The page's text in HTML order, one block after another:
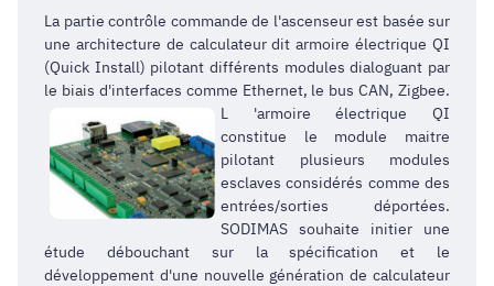
La partie contrôle commande de l'ascenseur est basée sur
une architecture de calculateur dit armoire électrique QI
(Quick Install) pilotant différents modules dialoguant par
le biais d'interfaces comme Ethernet, le bus CAN, Zigbee.
L 'armoire électrique QI
constitue le module maitre
pilotant plusieurs modules
esclaves considérés comme des
entrées/sorties déportées.
SODIMAS souhaite initier une
étude débouchant sur la spécification et le
développement d'une nouvelle génération de calculateur